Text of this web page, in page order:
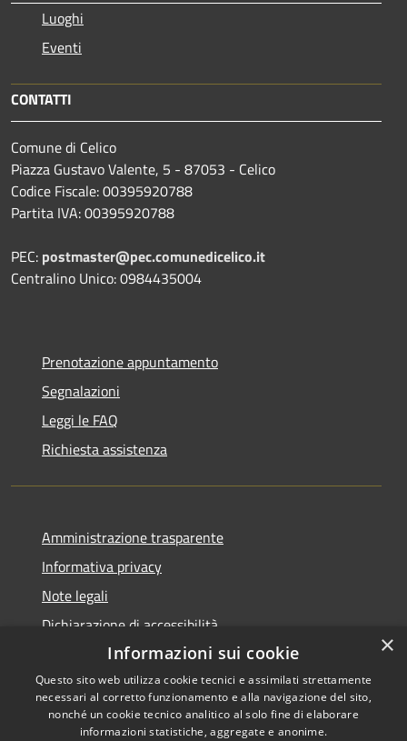
Luoghi
Eventi
CONTATTI
Comune di Celico
Piazza Gustavo Valente, 5 - 87053 - Celico
Codice Fiscale: 00395920788
Partita IVA: 00395920788
PEC: postmaster@pec.comunedicelico.it
Centralino Unico: 0984435004
Prenotazione appuntamento
Segnalazioni
Leggi le FAQ
Richiesta assistenza
Amministrazione trasparente
Informativa privacy
Note legali
Dichiarazione di accessibilità
Copyright © 2026 • Comune di
×
Informazioni sui cookie
Questo sito web utilizza cookie tecnici e assimilati strettamente
necessari al corretto funzionamento e alla navigazione del sito,
nonché un cookie tecnico analitico al solo fine di elaborare
informazioni statistiche, aggregate e anonime.